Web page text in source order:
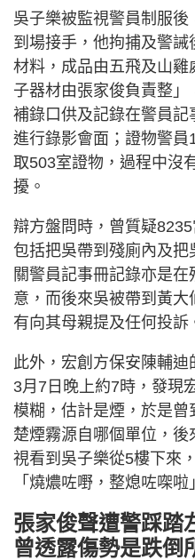
吳子樂被監視警員制服
到場接手，他拘捕及警
材料，成品由五飛及山
子器材由張家俊負責整
補錄口供及記錄在警員
進行錄影會面；證物警
取503室證物，過程中沒
擾。
辯方盤問時，曾質疑
包括把吳帶到殘廁內及把
關警員記事冊記錄亦是在
意，而後來吳被帶到黃
有向其母親提及任何投訴
此外，宏創方保安陳輔
3月7日晚上約7時，發現
模糊，估計是煙，於是
楚煙霧源自哪個單位，
視看到吳子樂從5樓下來
「燒燶咗嘢，整熄咗㗎啦
張家俊聲遭警踩踏
曾透露傷勢是跌倒